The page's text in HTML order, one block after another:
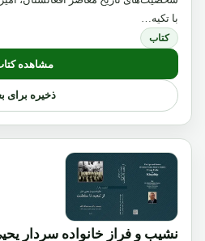
با تکیه…
کتاب
مشاهده
ذخیره برای